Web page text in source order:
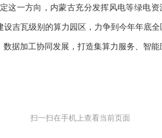
一方向，内蒙古充分发挥风电等绿电
吉瓦级别的算力园区，力争到今年年底
据加工协同发展，打造集算力服务、智能
扫一扫在手机上查看当前页面